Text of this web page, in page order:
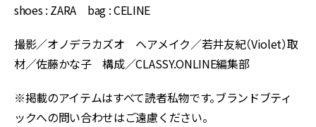
shoes : ZARA bag : CELINE
撮影／オノデラカズオ ヘアメイク／若井友紀（Violet）取
材／佐藤かな子 構成／CLASSY.ONLINE編集部
※掲載のアイテムはすべて読者私物です。ブランドブティ
ックへの問い合わせはご遠慮ください。